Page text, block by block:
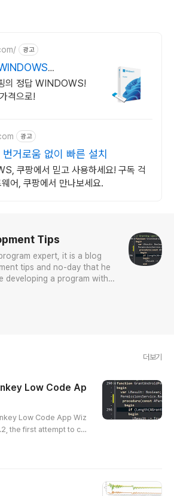
광고
!
의 정답 WINDOWS!
격으로!
광고
거로움 없이 빠른 설치
쿠팡에서 믿고 사용하세요! 구독 걱
어, 쿠팡에서 만나보세요.
Tips
expert, it is a blog
tips and no-day that he
developing a program with
더보기
Low Code Ap
Low Code App Wiz
the first attempt to co
를 사용할 때 처음
arguments -> TRe